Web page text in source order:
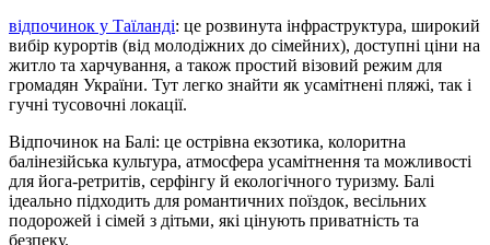
відпочинок у Таїланді: це розвинута інфраструктура, широкий
вибір курортів (від молодіжних до сімейних), доступні ціни на
житло та харчування, а також простий візовий режим для
громадян України. Тут легко знайти як усамітнені пляжі, так і
гучні тусовочні локації.
Відпочинок на Балі: це острівна екзотика, колоритна
балінезійська культура, атмосфера усамітнення та можливості
для йога-ретритів, серфінгу й екологічного туризму. Балі
ідеально підходить для романтичних поїздок, весільних
подорожей і сімей з дітьми, які цінують приватність та
безпеку.